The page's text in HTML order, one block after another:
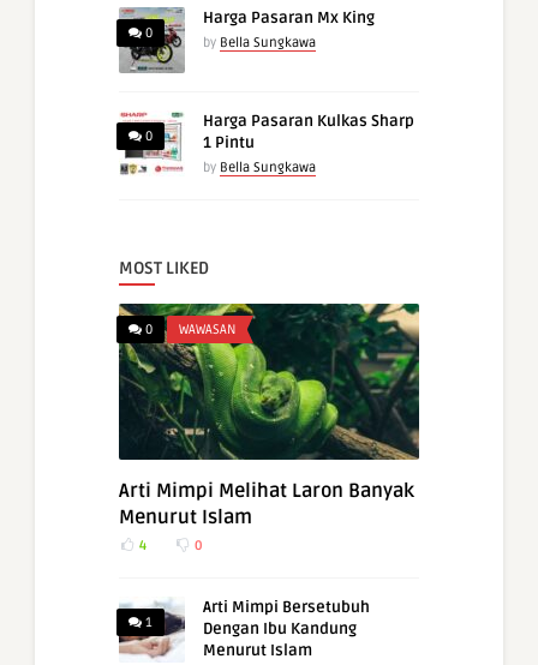
0
Harga Pasaran Mx King
by Bella Sungkawa
0
Harga Pasaran Kulkas Sharp
1 Pintu
by Bella Sungkawa
MOST LIKED
0 WAWASAN
Arti Mimpi Melihat Laron Banyak
Menurut Islam
4 0
1
Arti Mimpi Bersetubuh
Dengan Ibu Kandung
Menurut Islam